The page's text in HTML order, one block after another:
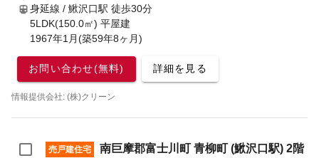
身延線 / 鰍沢口駅 徒歩30分
5LDK(150.0㎡) 平屋建
1967年1月(築59年8ヶ月)
お問い合わせ(無料) 詳細を見る
情報提供会社: (株)クリーン
売戸建住宅 南巨摩郡富士川町 青柳町 (鰍沢口駅) 2階